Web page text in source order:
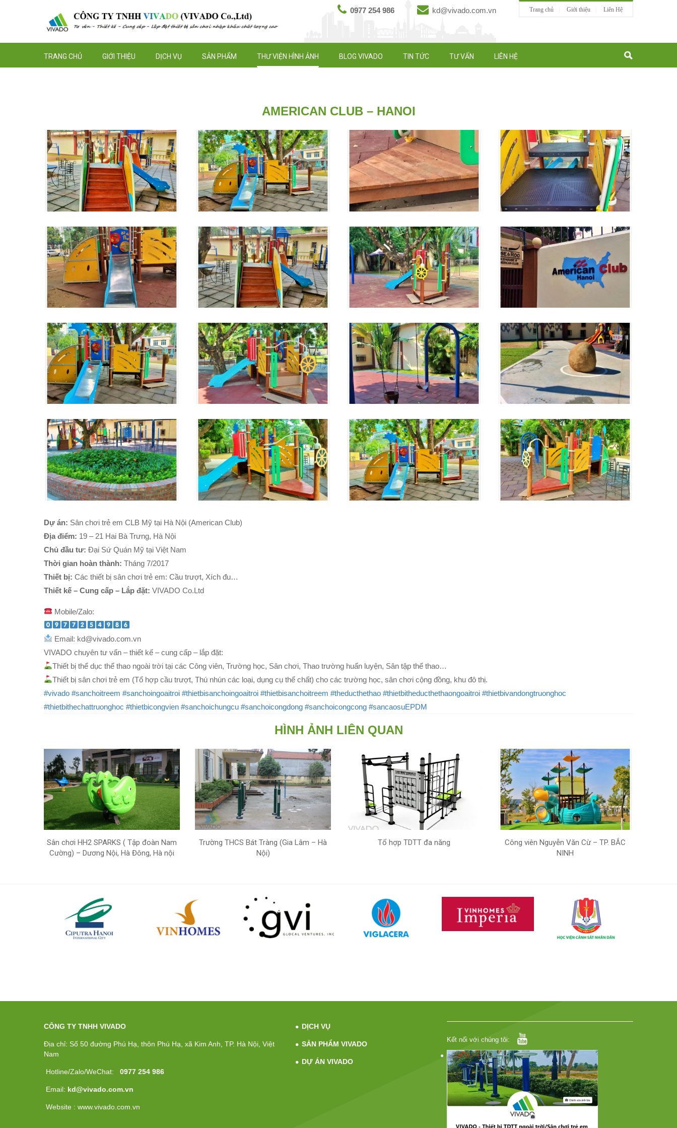
Trang chủ Giới thiệu Liên Hệ
0977 254 986 kd@vivado.com.vn
TRANG CHỦ GIỚI THIỆU DỊCH VỤ SẢN PHẨM THƯ VIỆN HÌNH ẢNH BLOG VIVADO TIN TỨC TƯ VẤN LIÊN HỆ
AMERICAN CLUB – HANOI
Dự án: Sân chơi trẻ em CLB Mỹ tại Hà Nội (American Club)
Địa điểm: 19 – 21 Hai Bà Trưng, Hà Nội
Chủ đầu tư: Đại Sứ Quán Mỹ tại Việt Nam
Thời gian hoàn thành: Tháng 7/2017
Thiết bị: Các thiết bị sân chơi trẻ em: Cầu trượt, Xích đu…
Thiết kế – Cung cấp – Lắp đặt: VIVADO Co.Ltd
Mobile/Zalo:
Email: kd@vivado.com.vn
VIVADO chuyên tư vấn – thiết kế – cung cấp – lắp đặt:
Thiết bị thể dục thể thao ngoài trời tại các Công viên, Trường học, Sân chơi, Thao trường huấn luyện, Sân tập thể thao…
Thiết bị sân chơi trẻ em (Tổ hợp cầu trượt, Thú nhún các loại, dụng cụ thể chất) cho các trường học, sân chơi cộng đồng, khu đô thị.
#vivado #sanchoitreem #sanchoingoaitroi #thietbisanchoingoaitroi #thietbisanchoitreem #theducthethao #thietbitheducthethaongoaitroi #thietbivandongtruonghoc
#thietbithechattruonghoc #thietbicongvien #sanchoichungcu #sanchoicongdong #sanchoicongcong #sancaosuEPDM
HÌNH ẢNH LIÊN QUAN
Sân chơi HH2 SPARKS ( Tập đoàn Nam
Cường) – Dương Nội, Hà Đông, Hà nội
Trường THCS Bát Tràng (Gia Lâm – Hà
Nội)
Tổ hợp TDTT đa năng
Công viên Nguyễn Văn Cừ – TP. BẮC
NINH
CÔNG TY TNHH VIVADO
Địa chỉ: Số 50 đường Phú Hạ, thôn Phú Hạ, xã Kim Anh, TP. Hà Nội, Việt
Nam
Hotline/Zalo/WeChat: 0977 254 986
Email: kd@vivado.com.vn
Website : www.vivado.com.vn
DỊCH VỤ
SẢN PHẨM VIVADO
DỰ ÁN VIVADO
Kết nối với chúng tôi: